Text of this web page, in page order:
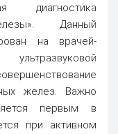
диагностика
Данный
на врачей-
ультразвуковой
желез. Важно
первым в
при активном